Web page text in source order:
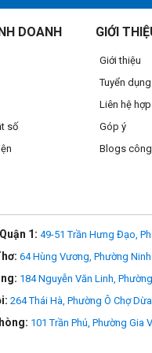
Center Macro Focus cho
có thể thiết lập dùng để
DOANH
số
GIỚI
Giới thiệu
Tuyển dụng
Liên hệ
Góp ý
Blogs
1: 49-51 Trần Hưng Đạo,
64 Hùng Vương, Phường Ninh
184 Nguyễn Văn Linh,
264 Thái Hà, Phường Ô Chợ
101 Trần Phú, Phường Gia